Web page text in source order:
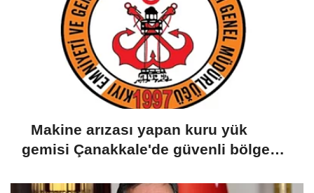
Makine arızası yapan kuru yük
gemisi Çanakkale'de güvenli bölgeye